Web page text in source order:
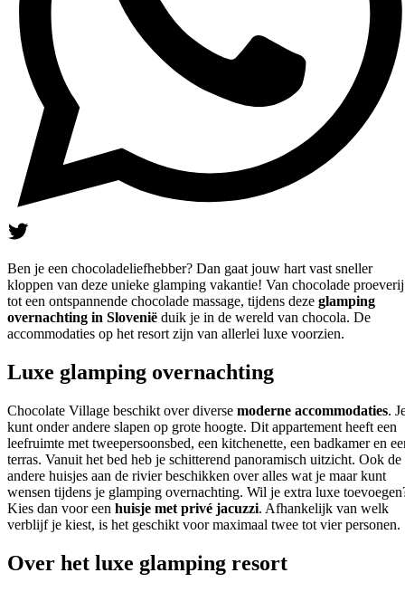
Ben je een chocoladeliefhebber? Dan gaat jouw hart vast sneller
kloppen van deze unieke glamping vakantie! Van chocolade proeverij
tot een ontspannende chocolade massage, tijdens deze glamping
overnachting in Slovenië duik je in de wereld van chocola. De
accommodaties op het resort zijn van allerlei luxe voorzien.
Luxe glamping overnachting
Chocolate Village beschikt over diverse moderne accommodaties.
kunt onder andere slapen op grote hoogte. Dit appartement heeft een
leefruimte met tweepersoonsbed, een kitchenette, een badkamer en
terras. Vanuit het bed heb je schitterend panoramisch uitzicht. Ook de
andere huisjes aan de rivier beschikken over alles wat je maar kunt
wensen tijdens je glamping overnachting. Wil je extra luxe
Kies dan voor een huisje met privé jacuzzi. Afhankelijk van welk
verblijf je kiest, is het geschikt voor maximaal twee tot vier personen.
Over het luxe glamping resort